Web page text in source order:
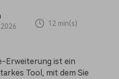
12 min(s)
Erweiterung ist ein
Tool, mit dem Sie